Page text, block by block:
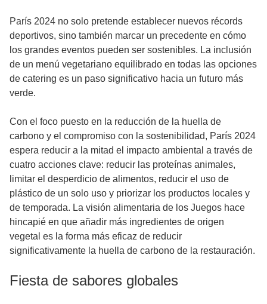
París 2024 no solo pretende establecer nuevos récords
deportivos, sino también marcar un precedente en cómo
los grandes eventos pueden ser sostenibles. La inclusión
de un menú vegetariano equilibrado en todas las opciones
de catering es un paso significativo hacia un futuro más
verde.
Con el foco puesto en la reducción de la huella de
carbono y el compromiso con la sostenibilidad, París 2024
espera reducir a la mitad el impacto ambiental a través de
cuatro acciones clave: reducir las proteínas animales,
limitar el desperdicio de alimentos, reducir el uso de
plástico de un solo uso y priorizar los productos locales y
de temporada. La visión alimentaria de los Juegos hace
hincapié en que añadir más ingredientes de origen
vegetal es la forma más eficaz de reducir
significativamente la huella de carbono de la restauración.
Fiesta de sabores globales